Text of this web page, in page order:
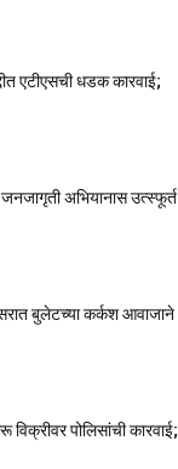
एटीएसची धडक कारवाई;
अभियानास उत्स्फूर्त
बुलेटच्या कर्कश आवाजाने
पोलिसांची कारवाई;